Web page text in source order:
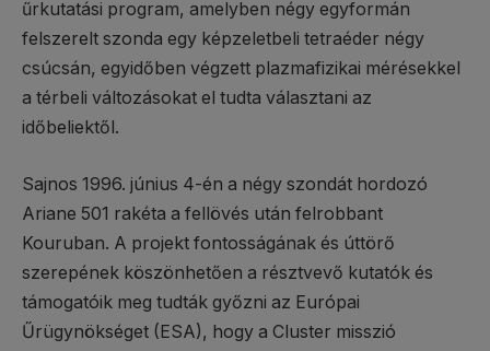
űrkutatási program, amelyben négy egyformán
felszerelt szonda egy képzeletbeli tetraéder négy
csúcsán, egyidőben végzett plazmafizikai mérésekkel
a térbeli változásokat el tudta választani az
időbeliektől.
Sajnos 1996. június 4-én a négy szondát hordozó
Ariane 501 rakéta a fellövés után felrobbant
Kouruban. A projekt fontosságának és úttörő
szerepének köszönhetően a résztvevő kutatók és
támogatóik meg tudták győzni az Európai
Űrügynökséget (ESA), hogy a Cluster misszió